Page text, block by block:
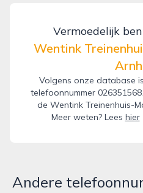
Vermoedelijk
Wentink
Volgens onze database
telefoonnummer
de Wentink Treinenhuis-
Meer weten? Lees hier
Andere